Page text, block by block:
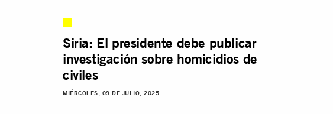
Siria: El presidente debe publicar
investigación sobre homicidios de
civiles
MIÉRCOLES, 09 DE JULIO, 2025